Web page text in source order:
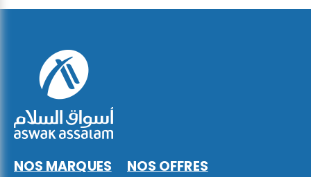
NOS MARQUES NOS OFFRES